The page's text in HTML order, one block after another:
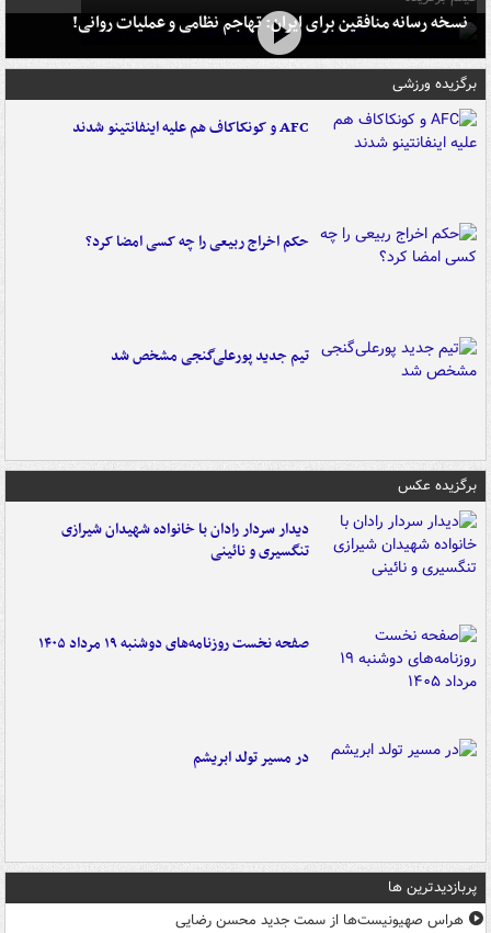
نسخه رسانه منافقین برای ایران: تهاجم نظامی و عملیات روانی!
برگزیده ورزشی
AFC و کونکاکاف هم علیه اینفانتینو شدند
حکم اخراج ربیعی را چه کسی امضا کرد؟
تیم جدید پورعلی‌گنجی مشخص شد
برگزیده عکس
دیدار سردار رادان با خانواده‌ شهیدان شیرازی
تنگسیری و نائینی
صفحه نخست روزنامه‌های دوشنبه ۱۹ مرداد ۱۴۰۵
در مسیر تولد ابریشم
پربازدیدترین ها
هراس صهیونیست‌ها از سمت جدید محسن رضایی